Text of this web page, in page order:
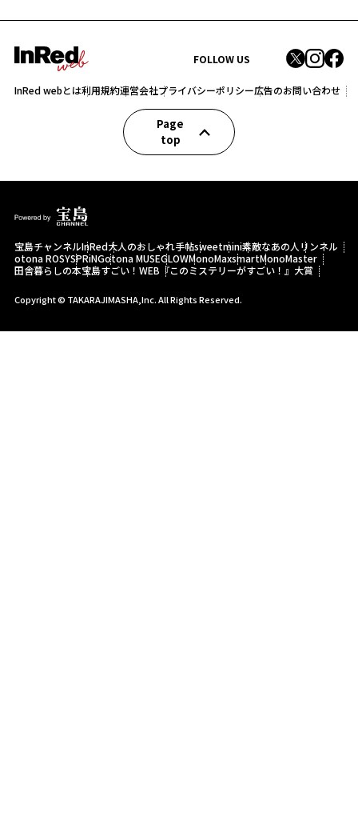
FOLLOW US
InRed webとは利用規約運営会社プライバシーポリシー広告のお問い合わせ
Page
top
宝島チャンネルInRed大人のおしゃれ手帖sweetmini素敵なあの人 リンネル
otona ROSYSPRiNGotona MUSEGLOWMonoMaxsmartMonoMaster
田舎暮らしの本宝島すごい！WEB 『このミステリーがすごい！』大賞
Copyright © TAKARAJIMASHA,Inc. All Rights Reserved.